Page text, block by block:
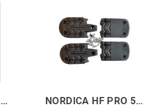
NORDICA HF PRO 130/105W 5355 PU SOLES NORDICA HF PRO 5355 PU SOLES